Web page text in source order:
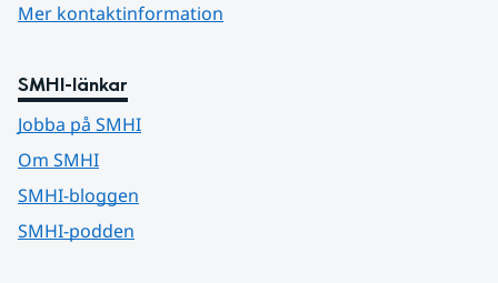
Mer kontaktinformation
SMHI-länkar
Jobba på SMHI
Om SMHI
SMHI-bloggen
SMHI-podden